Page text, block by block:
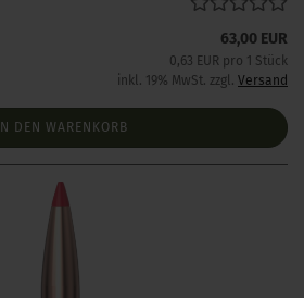
63,00 EUR
0,63 EUR pro 1 Stück
inkl. 19% MwSt. zzgl. Versand
IN DEN WARENKORB